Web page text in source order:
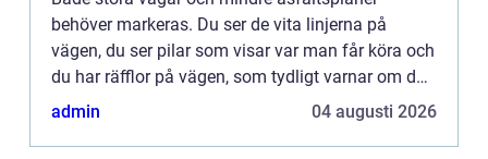
behöver markeras. Du ser de vita linjerna på
vägen, du ser pilar som visar var man får köra och
du har räfflor på vägen, som tydligt varnar om du
kör för långt ut i kanten. På skolgården finns det
admin 04 augusti 2026